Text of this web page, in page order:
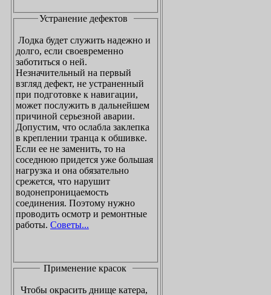
Устранение дефектов
Лодка будет служить надежно и
долго, если своевременно
заботиться о ней.
Незначительный на первый
взгляд дефект, не устраненный
при подготовке к навигации,
может послужить в дальнейшем
причиной серьезной аварии.
Допустим, что ослабла заклепка
в креплении транца к обшивке.
Если ее не заменить, то на
соседнюю придется уже большая
нагрузка и она обязательно
срежется, что нарушит
водонепроницаемость
соединения. Поэтому нужно
проводить осмотр и ремонтные
работы. Советы...
Применение красок